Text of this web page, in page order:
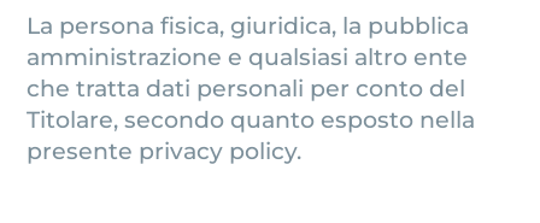
La persona fisica, giuridica, la pubblica
amministrazione e qualsiasi altro ente
che tratta dati personali per conto del
Titolare, secondo quanto esposto nella
presente privacy policy.